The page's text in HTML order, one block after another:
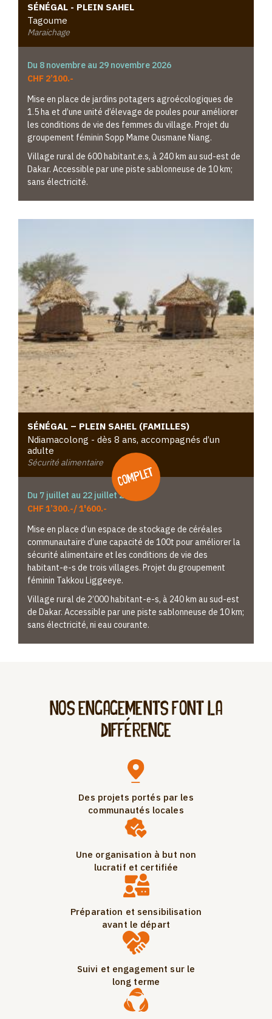
SÉNÉGAL - PLEIN SAHEL
Tagoume
Maraichage
Du 8 novembre au 29 novembre 2026
CHF 2’100.-
Mise en place de jardins potagers agroécologiques de
1.5 ha et d’une unité d’élevage de poules pour améliorer
les conditions de vie des femmes du village. Projet du
groupement féminin Sopp Mame Ousmane Niang.
Village rural de 600 habitant.e.s, à 240 km au sud-est de
Dakar. Accessible par une piste sablonneuse de 10 km;
sans électricité.
SÉNÉGAL – PLEIN SAHEL (FAMILLES)
Ndiamacolong - dès 8 ans, accompagnés d’un
adulte
Sécurité alimentaire
Du 7 juillet au 22 juillet 2026
CHF 1’300.-/ 1'600.-
Mise en place d’un espace de stockage de céréales
communautaire d’une capacité de 100t pour améliorer la
sécurité alimentaire et les conditions de vie des
habitant-e-s de trois villages. Projet du groupement
féminin Takkou Liggeeye.
Village rural de 2’000 habitant-e-s, à 240 km au sud-est
de Dakar. Accessible par une piste sablonneuse de 10 km;
sans électricité, ni eau courante.
complet
Nos engagements font la
différence
Des projets portés par les
communautés locales
Une organisation à but non
lucratif et certifiée
Préparation et sensibilisation
avant le départ
Suivi et engagement sur le
long terme